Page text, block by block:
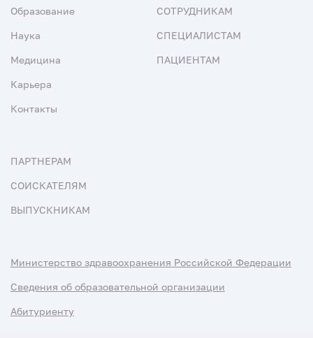
Образование
Наука
Медицина
Карьера
Контакты
СОТРУДНИКАМ
СПЕЦИАЛИСТАМ
ПАЦИЕНТАМ
ПАРТНЕРАМ
СОИСКАТЕЛЯМ
ВЫПУСКНИКАМ
Министерство здравоохранения Российской Федерации
Сведения об образовательной организации
Абитуриенту